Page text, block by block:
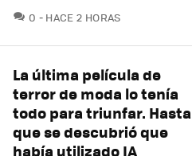
0 COMENTARIOS
HACE 2 HORAS
La última película de
terror de moda lo tenía
todo para triunfar. Hasta
que se descubrió que
había utilizado IA